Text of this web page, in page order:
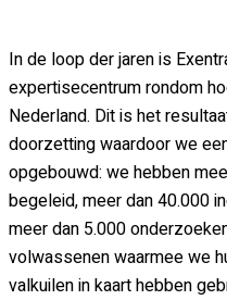
In de loop der jaren is
expertisecentrum rondom
Nederland. Dit is het
doorzetting waardoor we
opgebouwd: we hebben
begeleid, meer dan 40.000
meer dan 5.000
volwassenen waarmee we
valkuilen in kaart hebben